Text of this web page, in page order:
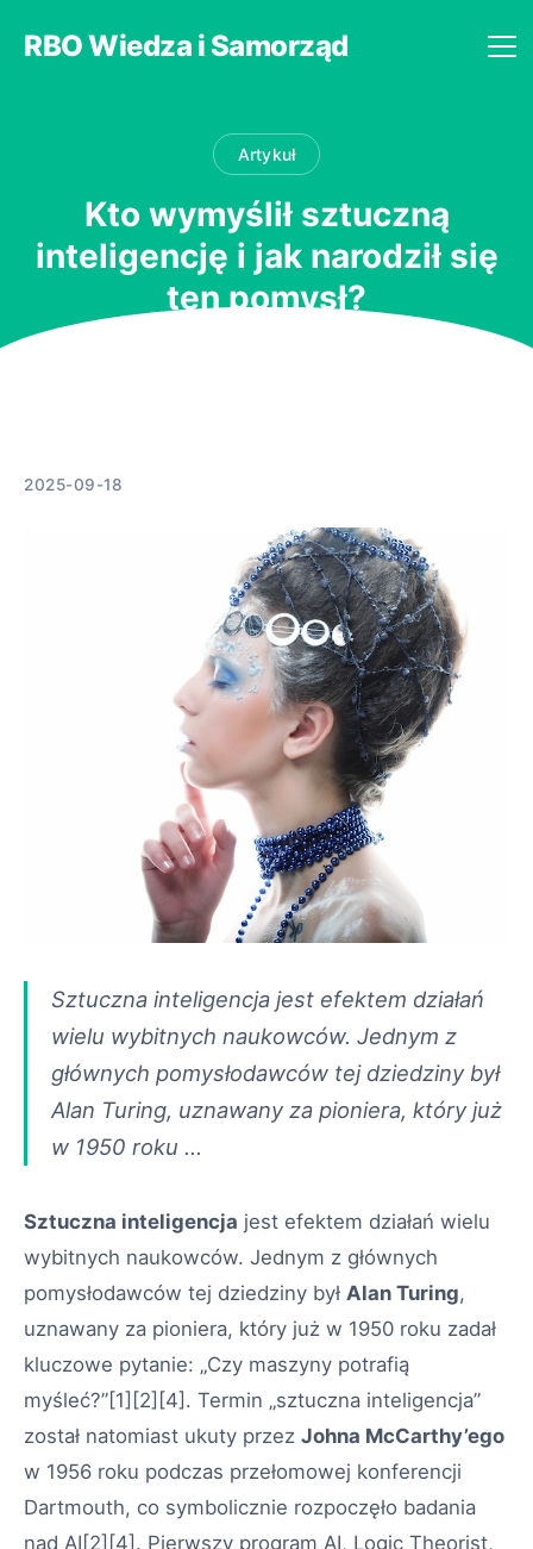
RBO Wiedza i Samorząd
Artykuł
Kto wymyślił sztuczną
inteligencję i jak narodził się
ten pomysł?
2025-09-18
Sztuczna inteligencja jest efektem działań
wielu wybitnych naukowców. Jednym z
głównych pomysłodawców tej dziedziny był
Alan Turing, uznawany za pioniera, który już
w 1950 roku …
Sztuczna inteligencja jest efektem działań wielu
wybitnych naukowców. Jednym z głównych
pomysłodawców tej dziedziny był Alan Turing,
uznawany za pioniera, który już w 1950 roku zadał
kluczowe pytanie: „Czy maszyny potrafią
myśleć?”[1][2][4]. Termin „sztuczna inteligencja”
został natomiast ukuty przez Johna McCarthy’ego
w 1956 roku podczas przełomowej konferencji
Dartmouth, co symbolicznie rozpoczęło badania
nad AI[2][4]. Pierwszy program AI, Logic Theorist,